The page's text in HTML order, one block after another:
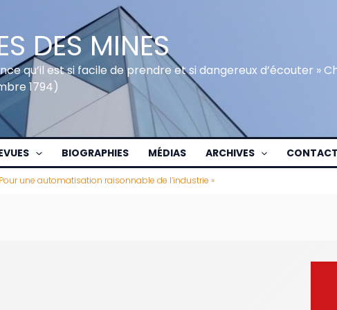
DES MINES
qu’il est si facile de prendre et si dangereux d’écouter »
1794)
BIOGRAPHIES MÉDIAS ARCHIVES CONTACT
Pour une automatisation raisonnable de l’industrie »